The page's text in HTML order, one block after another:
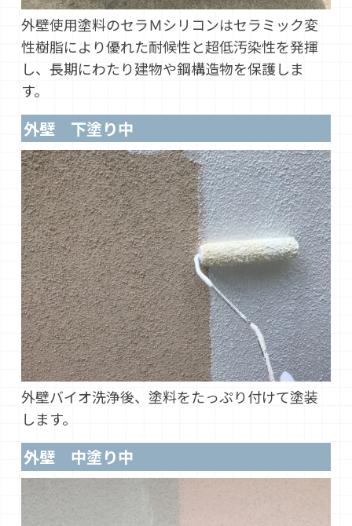
外壁使用塗料のセラＭシリコンはセラミック変
性樹脂により優れた耐候性と超低汚染性を発揮
し、長期にわたり建物や鋼構造物を保護しま
す。
外壁 下塗り中
外壁バイオ洗浄後、塗料をたっぷり付けて塗装
します。
外壁 中塗り中